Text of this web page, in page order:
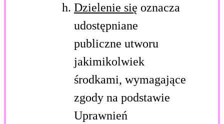
Dzielenie się oznacza
udostępniane
publiczne utworu
jakimikolwiek
środkami, wymagające
zgody na podstawie
Uprawnień